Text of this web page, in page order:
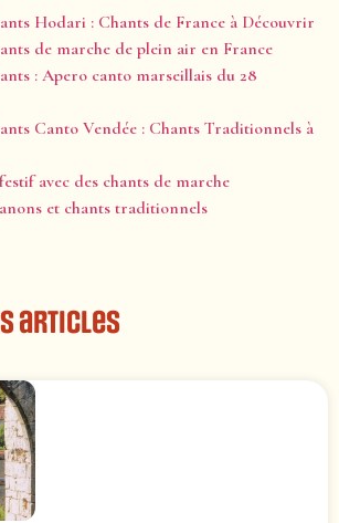
Hodari : Chants de France à Découvrir
de marche de plein air en France
: Apero canto marseillais du 28
Canto Vendée : Chants Traditionnels à
avec des chants de marche
et chants traditionnels
articles